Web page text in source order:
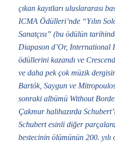
çıkan kayıtları uluslararası
ICMA Ödülleri’nde “Yılın
Sanatçısı” (bu ödülün
Diapason d’Or, International
ödüllerini kazandı ve
ve daha pek çok müzik
Bartók, Saygun ve
sonraki albümü Without
Çakmur halihazırda
Schubert esinli diğer
bestecinin ölümünün 200.